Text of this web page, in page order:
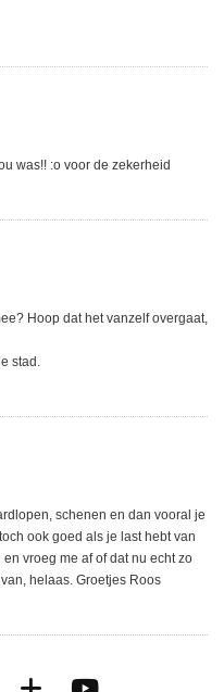
was!! :o voor de zekerheid
Hoop dat het vanzelf overgaat,
stad.
schenen en dan vooral je
ook goed als je last hebt van
vroeg me af of dat nu echt zo
helaas. Groetjes Roos